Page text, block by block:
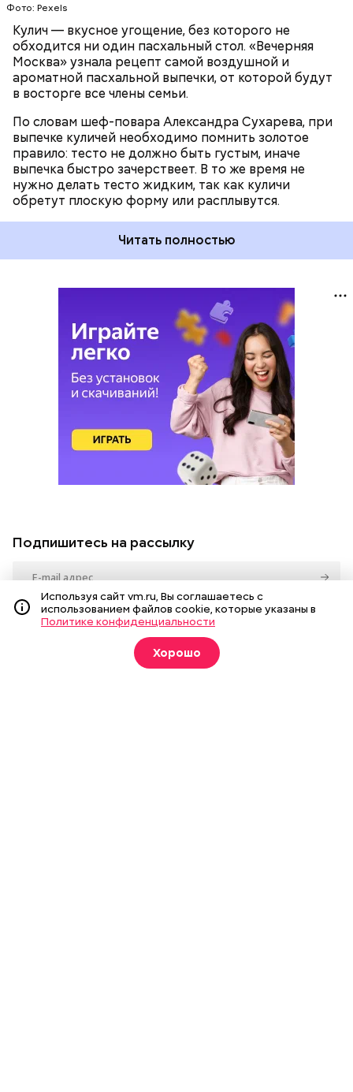
Фото: Pexels
Кулич — вкусное угощение, без которого не
обходится ни один пасхальный стол. «Вечерняя
Москва» узнала рецепт самой воздушной и
ароматной пасхальной выпечки, от которой будут
в восторге все члены семьи.
По словам шеф-повара Александра Сухарева, при
выпечке куличей необходимо помнить золотое
правило: тесто не должно быть густым, иначе
выпечка быстро зачерствеет. В то же время не
нужно делать тесто жидким, так как куличи
обретут плоскую форму или расплывутся.
Читать полностью
Подпишитесь на рассылку
Я даюсогласиена обработку своих
персональных данных.
Используя сайт vm.ru, Вы соглашаетесь с
использованием файлов cookie, которые указаны в
Политике конфиденциальности
Хорошо